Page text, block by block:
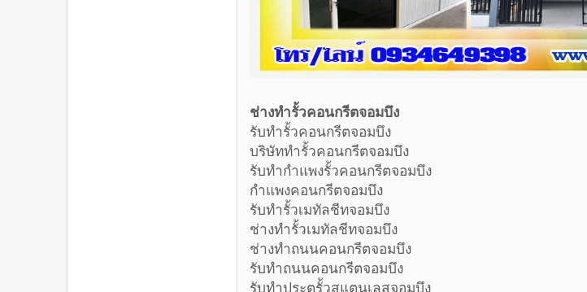
ช่างทำรั้วคอนกรีตจอมบึง
รับทำรั้วคอนกรีตจอมบึง
บริษัททำรั้วคอนกรีตจอมบึง
รับทำกำแพงรั้วคอนกรีตจอมบึง
กำแพงคอนกรีตจอมบึง
รับทำรั้วเมทัลชีทจอมบึง
ช่างทำรั้วเมทัลชีทจอมบึง
ช่างทำถนนคอนกรีตจอมบึง
รับทำถนนคอนกรีตจอมบึง
รับทำประตูรั้วสแตนเลสจอมบึง